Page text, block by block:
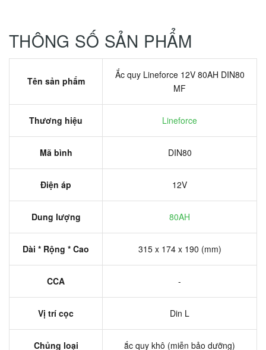
THÔNG SỐ SẢN PHẨM
Tên sản phẩm
Ắc quy Lineforce 12V 80AH DIN80
MF
Thương hiệu Lineforce
Mã bình DIN80
Điện áp 12V
Dung lượng 80AH
Dài * Rộng * Cao 315 x 174 x 190 (mm)
CCA -
Vị trí cọc Din L
Chủng loại ắc quy khô (miễn bảo dưỡng)